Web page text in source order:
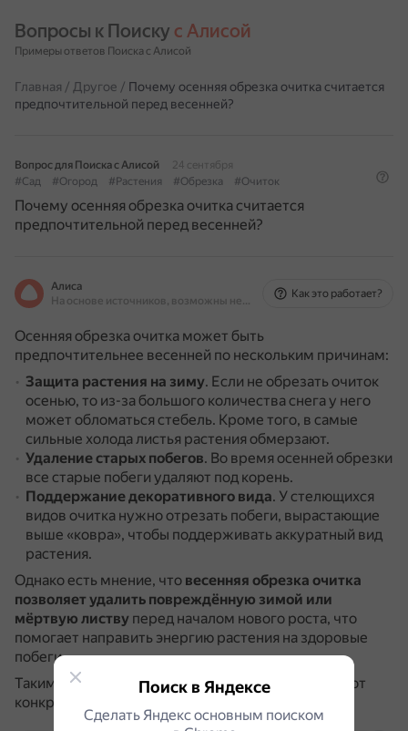
Вопросы к Поиску с Алисой
Примеры ответов Поиска с Алисой
Главная / Другое / Почему осенняя обрезка очитка считается
предпочтительной перед весенней?
Вопрос для Поиска с Алисой
24 сентября
#Сад
#Огород #Растения #Обрезка #Очиток
Почему осенняя обрезка очитка считается
предпочтительной перед весенней?
Алиса
На основе источников, возможны неточности
Как это работает?
Осенняя обрезка очитка может быть
предпочтительнее весенней по нескольким причинам:
Защита растения на зиму. Если не обрезать очиток
осенью, то из-за большого количества снега у него
может обломаться стебель. Кроме того, в самые
сильные холода листья растения обмерзают.
Удаление старых побегов. Во время осенней обрезки
все старые побеги удаляют под корень.
Поддержание декоративного вида. У стелющихся
видов очитка нужно отрезать побеги, вырастающие
выше «ковра», чтобы поддерживать аккуратный вид
растения.
Однако есть мнение, что весенняя обрезка очитка
позволяет удалить повреждённую зимой или
мёртвую листву перед началом нового роста, что
помогает направить энергию растения на здоровые
побеги.
Таким образом, выбор времени обрезки зависит от
конкретных целей и потребностей растения.
Поиск в Яндексе
Сделать Яндекс основным поиском